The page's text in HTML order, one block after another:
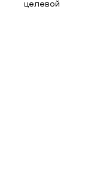
целевой